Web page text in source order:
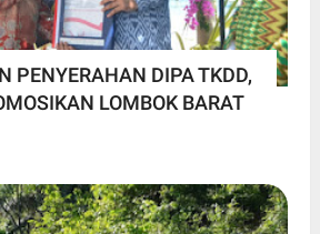
PENYERAHAN DIPA TKDD,
LOMBOK BARAT